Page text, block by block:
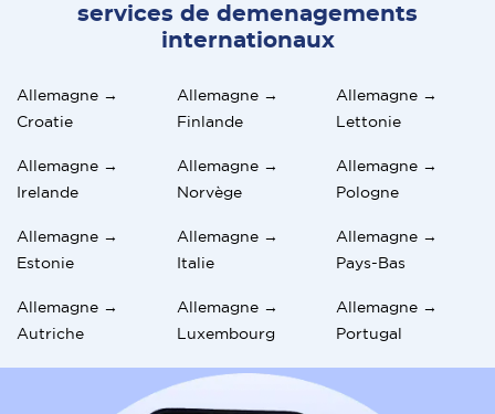
services de demenagements
internationaux
Allemagne →
Croatie
Allemagne →
Finlande
Allemagne →
Lettonie
Allemagne →
Irelande
Allemagne →
Norvège
Allemagne →
Pologne
Allemagne →
Estonie
Allemagne →
Italie
Allemagne →
Pays-Bas
Allemagne →
Autriche
Allemagne →
Luxembourg
Allemagne →
Portugal